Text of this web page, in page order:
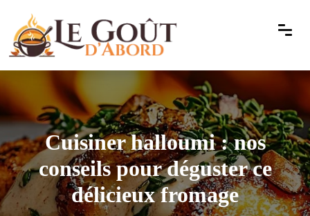
Cuisiner halloumi : nos
conseils pour déguster ce
délicieux fromage